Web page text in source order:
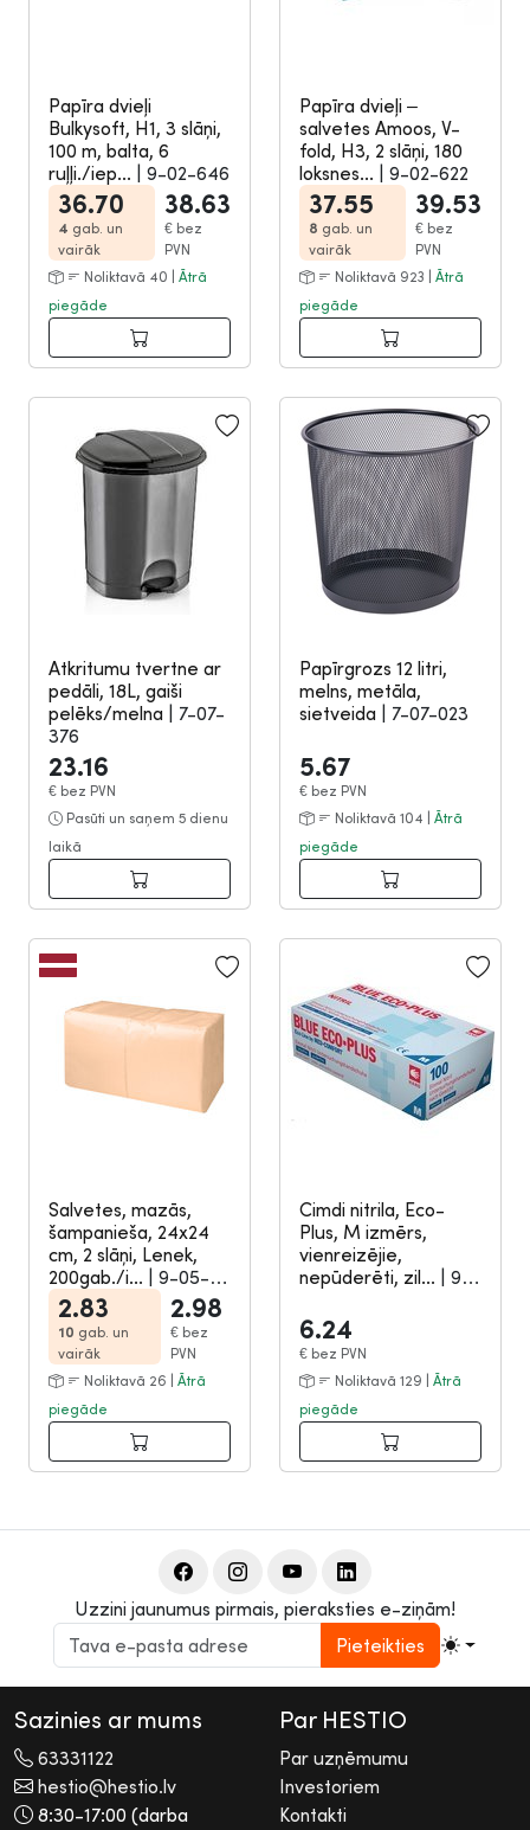
Papīra dvieļi
Bulkysoft, H1, 3 slāņi,
100 m, balta, 6
ruļļi./iep...
9-02-646
36.70
4 gab. un
vairāk
38.63
€ bez
PVN
Noliktavā 40 | Ātrā
piegāde
Papīra dvieļi –
salvetes Amoos, V-
fold, H3, 2 slāņi, 180
loksnes...
9-02-622
37.55
8 gab. un
vairāk
39.53
€ bez
PVN
Noliktavā 923 | Ātrā
piegāde
Atkritumu tvertne ar
pedāli, 18L, gaiši
pelēks/melna
7-07-
376
23.16
€ bez PVN
Pasūti un saņem 5 dienu
laikā
Papīrgrozs 12 litri,
melns, metāla,
sietveida
7-07-023
5.67
€ bez PVN
Noliktavā 104 | Ātrā
piegāde
Salvetes, mazās,
šampanieša, 24x24
cm, 2 slāņi, Lenek,
200gab./i...
9-05-
1362.83
10 gab. un
vairāk
2.98
€ bez
PVN
Noliktavā 26 | Ātrā
piegāde
Cimdi nitrila, Eco-
Plus, M izmērs,
vienreizējie,
nepūderēti, zil...
9-
6.24
€ bez PVN
Noliktavā 129 | Ātrā
piegāde
Uzzini jaunumus pirmais, pieraksties e-ziņām!
Pieteikties
Sazinies ar mums
63331122
hestio@hestio.lv
8:30-17:00 (darba
Par HESTIO
Par uzņēmumu
Investoriem
Kontakti